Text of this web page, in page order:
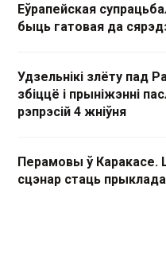
Еўрапейская
быць гатовая да
Удзельнікі злёту пад
збіццё і прыніжэнні
рэпрэсій 4 жніўня
Перамовы ў Каракасе.
сцэнар стаць